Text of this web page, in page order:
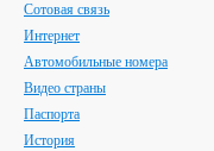
Сотовая связь
Интернет
Автомобильные номера
Видео страны
Паспорта
История